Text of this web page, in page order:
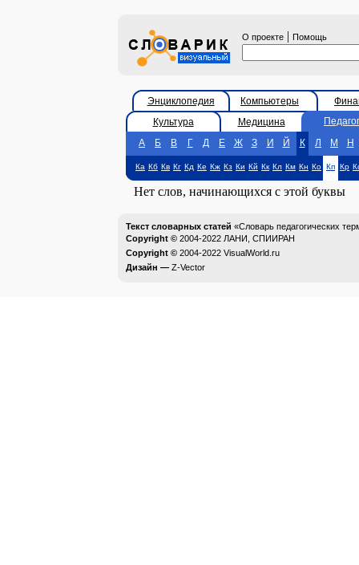
О проекте | Помощь
Энциклопедия Компьютеры
Культура
Медицина
А
Б В Г Д Е Ж З И Й К Л М Н
Ка Кб Кв Кг Кд Ке Кж Кз Ки Кй Кк Кл Км Кн Ко Кп Кр
Нет слов, начинающихся с этой буквы
Текст словарных статей «Словарь педагогических
Copyright © 2004-2022 ЛАНИ, СПИИРАН
Copyright © 2004-2022 VisualWorld.ru
Дизайн — Z-Vector